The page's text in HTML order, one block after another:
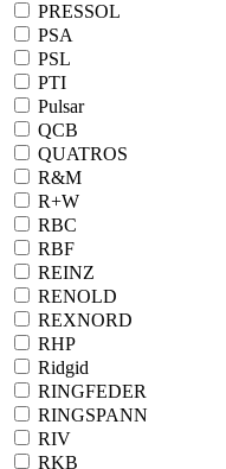
PRESSOL
PSA
PSL
PTI
Pulsar
QCB
QUATROS
R&M
R+W
RBC
RBF
REINZ
RENOLD
REXNORD
RHP
Ridgid
RINGFEDER
RINGSPANN
RIV
RKB